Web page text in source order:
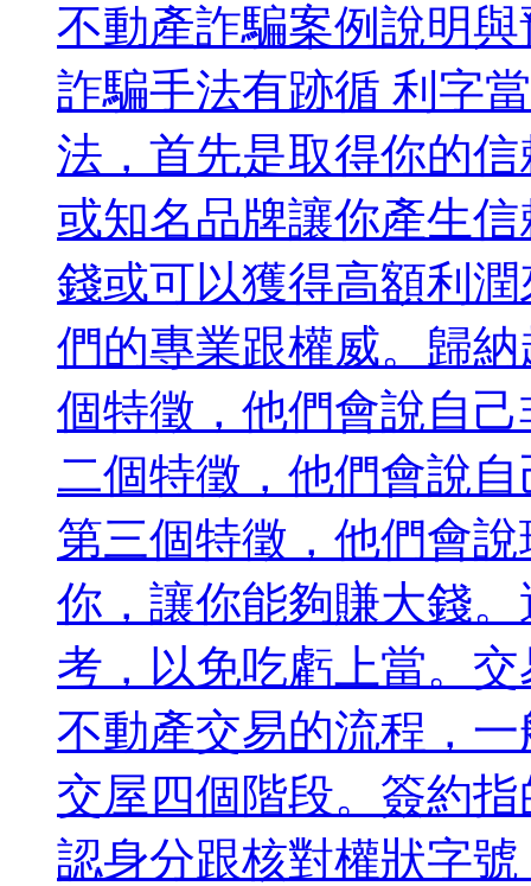
不動產詐騙案例說明與
詐騙手法有跡循 利字
法，首先是取得你的
或知名品牌讓你產生
錢或可以獲得高額利
們的專業跟權威。歸
個特徵，他們會說自
二個特徵，他們會說
第三個特徵，他們會
你，讓你能夠賺大錢
考，以免吃虧上當。
不動產交易的流程，
交屋四個階段。簽約
認身分跟核對權狀字